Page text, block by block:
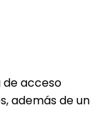
de acceso
además de un